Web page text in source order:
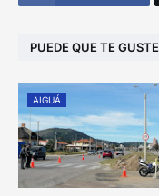
PUEDE QUE TE GUSTE
AIGUÁ